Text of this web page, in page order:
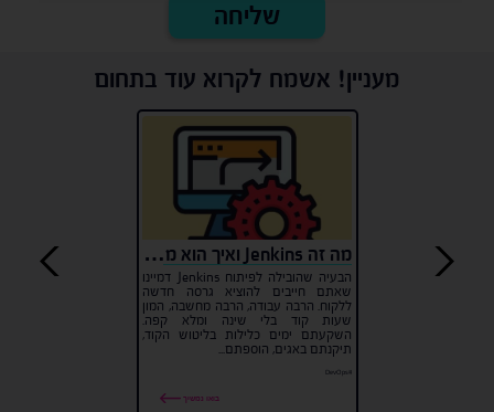
מעניין! אשמח לקרוא עוד בתחום
מה זה Jenkins ואיך הוא משנה את עולם הפיתוח?
הבעיה שהובילה לפיתוח Jenkins דמיינו
שאתם חייבים להוציא גרסה חדשה
ללקוח. הרבה עבודה, הרבה מחשבה, המון
שעות קוד בלי שינה ומלא קפה.
השקעתם ימים כלילות בליטוש הקוד,
תיקנתם באגים, הוספתם...
#DevOps
בואו נמשיך